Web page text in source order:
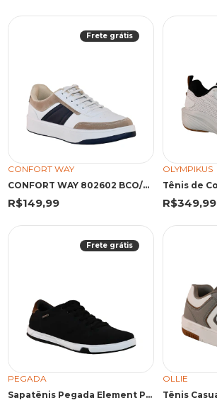
Frete grátis
CONFORT WAY
CONFORT WAY 802602 BCO/MHO
R$149,99
OLYMPIKUS
R$349,99
Frete grátis
PEGADA
Sapatênis Pegada Element Preto
OLLIE